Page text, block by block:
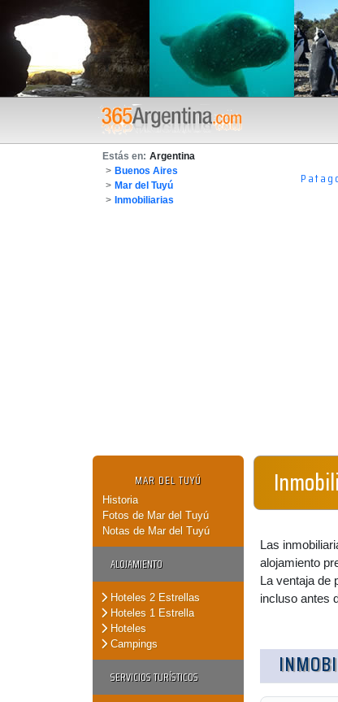
Estás en: Argentina
> Buenos Aires
> Mar del Tuyú
> Inmobiliarias
MAR DEL TUYÚ
Historia
Fotos de Mar del Tuyú
Notas de Mar del Tuyú
ALOJAMIENTO
Hoteles 2 Estrellas
Hoteles 1 Estrella
Hoteles
Campings
SERVICIOS TURÍSTICOS
Las
alojamiento
La ventaja de
incluso antes